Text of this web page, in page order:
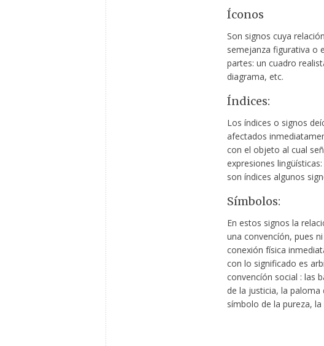
Íconos
Son signos cuya relación
semejanza figurativa o
partes: un cuadro
diagrama, etc.
Índices:
Los índices o signos
afectados
con el objeto al cual
expresiones
son índices algunos
Símbolos:
En estos signos la
una convencíón, pues
conexión física
con lo significado es
convencíón social : las
de la justicia, la
símbolo de la pureza,